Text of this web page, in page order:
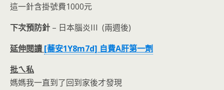
這一針含掛號費1000元
下次預防針 – 日本腦炎III (兩週後)
延伸閱讀 [蕎安1Y8m7d] 自費A肝第一劑
批ㄟ私
媽媽我一直到了回到家後才發現